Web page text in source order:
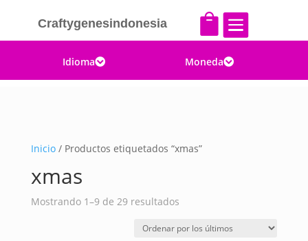
Craftygenesindonesia  
Idioma Moneda
Inicio/ Productos etiquetados “xmas”
xmas
Mostrando 1–9 de 29 resultadosOrdenado
los